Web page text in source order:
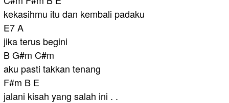
kekasihmu itu dan kembali padaku
E7 A
jika terus begini
B G#m C#m
aku pasti takkan tenang
F#m B E
jalani kisah yang salah ini . .